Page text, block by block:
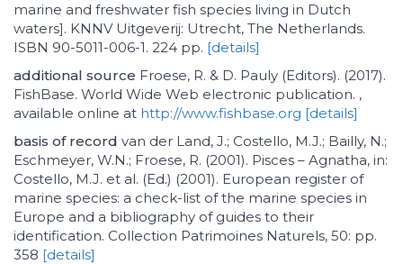
marine and freshwater fish species living in Dutch
waters]. KNNV Uitgeverij: Utrecht, The Netherlands.
ISBN 90-5011-006-1. 224 pp. [details]
additional source Froese, R. & D. Pauly (Editors). (2017).
FishBase. World Wide Web electronic publication. ,
available online at http://www.fishbase.org [details]
basis of record van der Land, J.; Costello, M.J.; Bailly, N.;
Eschmeyer, W.N.; Froese, R. (2001). Pisces – Agnatha, in:
Costello, M.J. et al. (Ed.) (2001). European register of
marine species: a check-list of the marine species in
Europe and a bibliography of guides to their
identification. Collection Patrimoines Naturels, 50: pp.
358 [details]